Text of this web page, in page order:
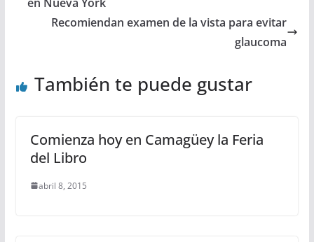
Recomiendan examen de la vista para evitar
glaucoma
También te puede gustar
Comienza hoy en Camagüey la Feria
del Libro
abril 8, 2015